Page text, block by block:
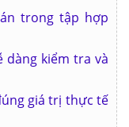
trong tập hợp
dàng kiểm tra và
giá trị thực tế